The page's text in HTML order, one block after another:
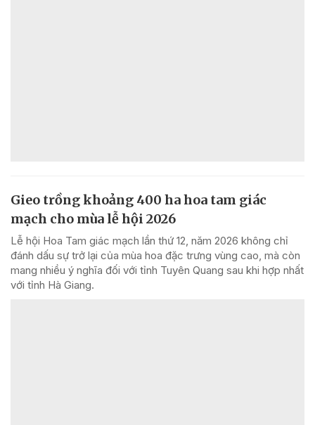
Gieo trồng khoảng 400 ha hoa tam giác
mạch cho mùa lễ hội 2026
Lễ hội Hoa Tam giác mạch lần thứ 12, năm 2026 không chỉ
đánh dấu sự trở lại của mùa hoa đặc trưng vùng cao, mà còn
mang nhiều ý nghĩa đối với tỉnh Tuyên Quang sau khi hợp nhất
với tỉnh Hà Giang.